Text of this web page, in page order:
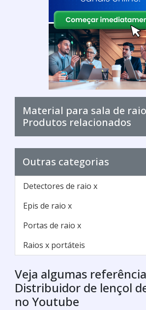
Material para sala de
Produtos relacionados
Outras categorias
Detectores de raio x
Epis de raio x
Portas de raio x
Raios x portáteis
Veja algumas
Distribuidor de lençol
no Youtube